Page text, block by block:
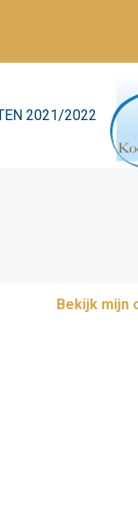
2021/2022
Bekijk mijn